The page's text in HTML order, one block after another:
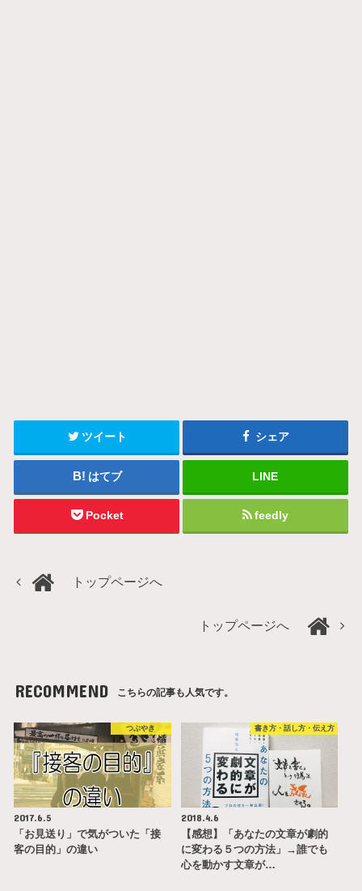
ツイート シェア
はてブ LINE
Pocket feedly
トップページへ
トップページへ
RECOMMEND こちらの記事も人気です。
つぶやき
2017.6.5
「お見送り」で気がついた「接
客の目的」の違い
書き方・話し方・伝え方
2018.4.6
【感想】「あなたの文章が劇的
に変わる５つの方法」→誰でも
心を動かす文章が…